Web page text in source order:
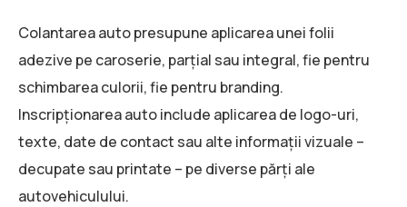
Colantarea auto presupune aplicarea unei folii
adezive pe caroserie, parțial sau integral, fie pentru
schimbarea culorii, fie pentru branding.
Inscripționarea auto include aplicarea de logo-uri,
texte, date de contact sau alte informații vizuale –
decupate sau printate – pe diverse părți ale
autovehiculului.